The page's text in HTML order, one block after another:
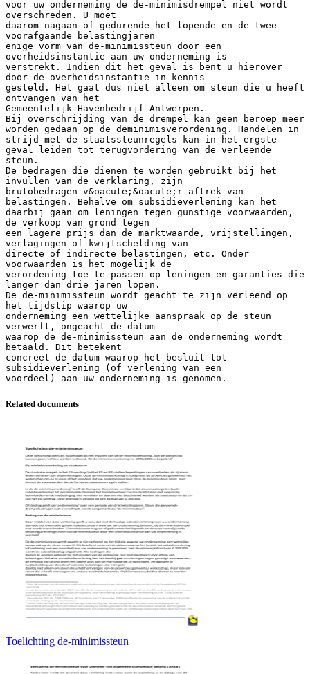
voor uw onderneming de de-minimisdrempel niet wordt
overschreden. U moet
daarom nagaan of gedurende het lopende en de twee
voorafgaande belastingjaren
enige vorm van de-minimissteun door een
overheidsinstantie aan uw onderneming is
verstrekt. Indien dit het geval is bent u hierover
door de overheidsinstantie in kennis
gesteld. Het gaat dus niet alleen om steun die u heeft
ontvangen van het
Gemeentelijk Havenbedrijf Antwerpen.
Bij overschrijding van de drempel kan geen beroep meer
worden gedaan op de deminimisverordening. Handelen in
strijd met de staatssteunregels kan in het ergste
geval leiden tot terugvordering van de verleende
steun.
De bedragen die dienen te worden gebruikt bij het
invullen van de verklaring, zijn
brutobedragen v&oacute;&oacute;r aftrek van
belastingen. Behalve om subsidieverlening kan het
daarbij gaan om leningen tegen gunstige voorwaarden,
de verkoop van grond tegen
een lagere prijs dan de marktwaarde, vrijstellingen,
verlagingen of kwijtschelding van
directe of indirecte belastingen, etc. Onder
voorwaarden is het mogelijk de
verordening toe te passen op leningen en garanties die
langer dan drie jaren lopen.
De de-minimissteun wordt geacht te zijn verleend op
het tijdstip waarop uw
onderneming een wettelijke aanspraak op de steun
verwerft, ongeacht de datum
waarop de de-minimissteun aan de onderneming wordt
betaald. Dit betekent
concreet de datum waarop het besluit tot
subsidieverlening (of verlening van een
Related documents
Toelichting de-minimissteun